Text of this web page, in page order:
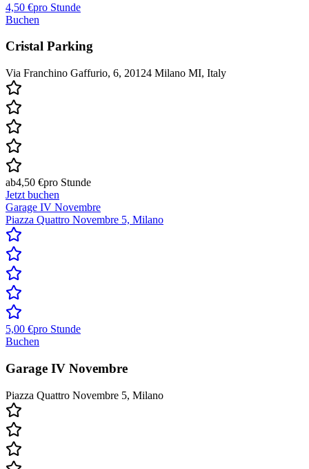
4,50 €pro Stunde
Buchen
Cristal Parking
Via Franchino Gaffurio, 6, 20124 Milano MI, Italy
ab4,50 €pro Stunde
Jetzt buchen
Garage IV Novembre
Piazza Quattro Novembre 5, Milano
5,00 €pro Stunde
Buchen
Garage IV Novembre
Piazza Quattro Novembre 5, Milano